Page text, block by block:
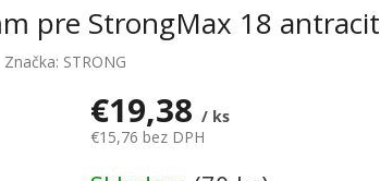
pre StrongMax 18 antracit
Značka: STRONG
€19,38 / ks
€15,76 bez DPH